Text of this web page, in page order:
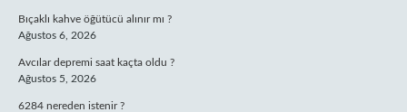
Bıçaklı kahve öğütücü alınır mı ?
Ağustos 6, 2026
Avcılar depremi saat kaçta oldu ?
Ağustos 5, 2026
6284 nereden istenir ?